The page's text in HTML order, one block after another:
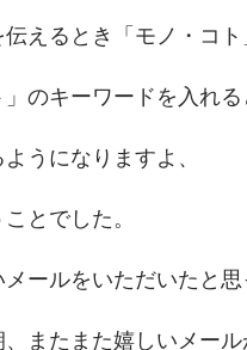
えるとき「モノ・コト
」のキーワードを入れる
うになりますよ、
とでした。
ールをいただいたと思
またまた嬉しいメール